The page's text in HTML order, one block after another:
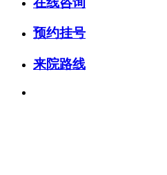
预约挂号
来院路线